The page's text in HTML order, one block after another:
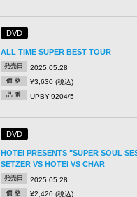
DVD
ALL TIME SUPER BEST TOUR
発売日 2025.05.28
価 格 ¥3,630 (税込)
品 番 UPBY-9204/5
DVD
HOTEI PRESENTS "SUPER SOUL
SETZER VS HOTEI VS CHAR
発売日 2025.05.28
価 格 ¥2,420 (税込)